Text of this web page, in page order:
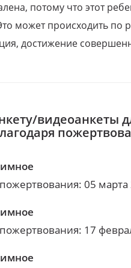
потому что этот
может происходить по
достижение
видеоанкеты
05 марта
17